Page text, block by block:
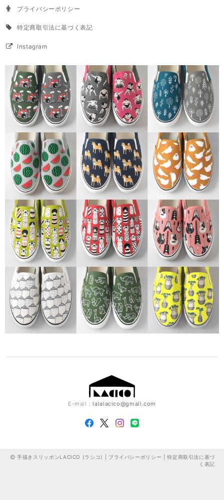
プライバシーポリシー
特定商取引法に基づく表記
Instagram
E-mail：lalalacico@gmail.com
手描きスリッポンLACICO (ラシコ) | プライバシーポリシー |特定商取引法に基づ
く表記